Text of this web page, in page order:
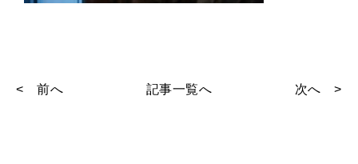
< 前へ 記事一覧へ 次へ >